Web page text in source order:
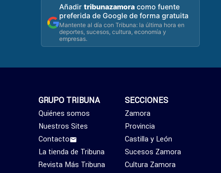
Añadirtribunazamora como fuente
preferida de Google de forma gratuita
Mantente al día con Tribuna: la última hora en
deportes, sucesos, cultura, economía y
empresas.
SECCIONES
Zamora
Provincia
Castilla y León
Sucesos Zamora
Cultura Zamora
GRUPO TRIBUNA
Quiénes somos
Nuestros Sites
Contacto
La tienda de Tribuna
Revista Más Tribuna